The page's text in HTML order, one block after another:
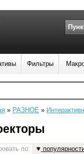
» РАЗНОЕ »
по:
Фильтры